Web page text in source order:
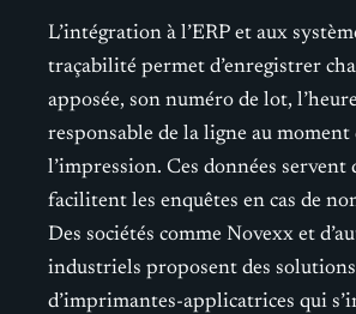
L’intégration à l’ERP et aux
traçabilité permet d’enregistrer
apposée, son numéro de lot,
responsable de la ligne au moment
l’impression. Ces données servent
facilitent les enquêtes en cas de
Des sociétés comme Novexx et
industriels proposent des solutions
d’imprimantes-applicatrices qui